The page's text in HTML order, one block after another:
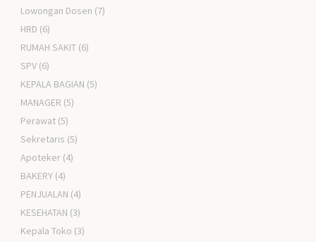
Lowongan Dosen (7)
HRD (6)
RUMAH SAKIT (6)
SPV (6)
KEPALA BAGIAN (5)
MANAGER (5)
Perawat (5)
Sekretaris (5)
Apoteker (4)
BAKERY (4)
PENJUALAN (4)
KESEHATAN (3)
Kepala Toko (3)